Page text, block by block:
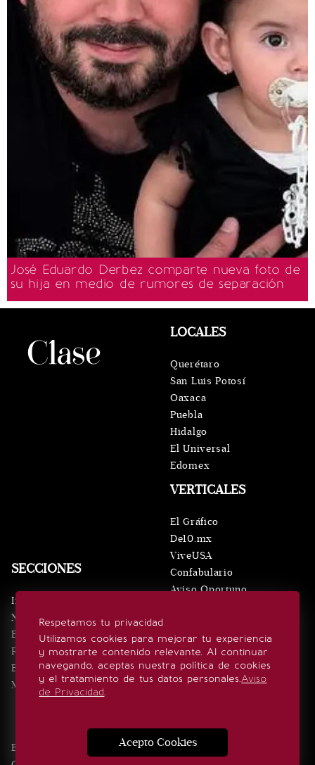
José Eduardo Derbez comparte nueva foto de
su hija en medio de rumores de separación
Respetamos tu privacidad
Utilizamos cookies para mejorar tu experiencia
y mostrarte contenido relevante. Al continuar
navegando, aceptas nuestra política de cookies
y el tratamiento de tus datos personales.Aviso
de Privacidad.
Acepto Cookies
SECCIONES
Inicio
Noticias
Eventos
Realeza
Estilo de vida
Minuto x Minuto
VERTICALES
El Gráfico
De10.mx
ViveUSA
Confabulario
Aviso Oportuno
LOCALES
Querétaro
San Luis Potosí
Oaxaca
Puebla
Hidalgo
El Universal
Edomex
SÍGUENOS
Edición Impresa Noticias Quiénes somos